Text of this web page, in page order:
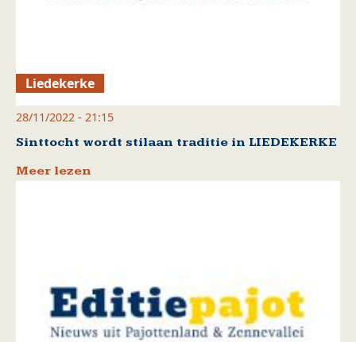
Liedekerke
28/11/2022 - 21:15
Sinttocht wordt stilaan traditie in LIEDEKERKE
Meer lezen